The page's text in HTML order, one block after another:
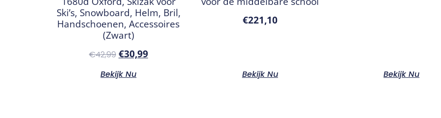
Ski’s, Snowboard, Helm, Bril,
Handschoenen, Accessoires
(Zwart)
€42,99 €30,99
Bekijk Nu
€221,10
Bekijk Nu Bekijk Nu